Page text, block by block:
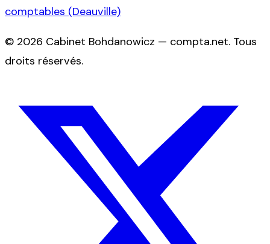
comptables (Deauville)
© 2026 Cabinet Bohdanowicz — compta.net. Tous
droits réservés.